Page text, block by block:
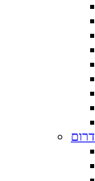
דרום